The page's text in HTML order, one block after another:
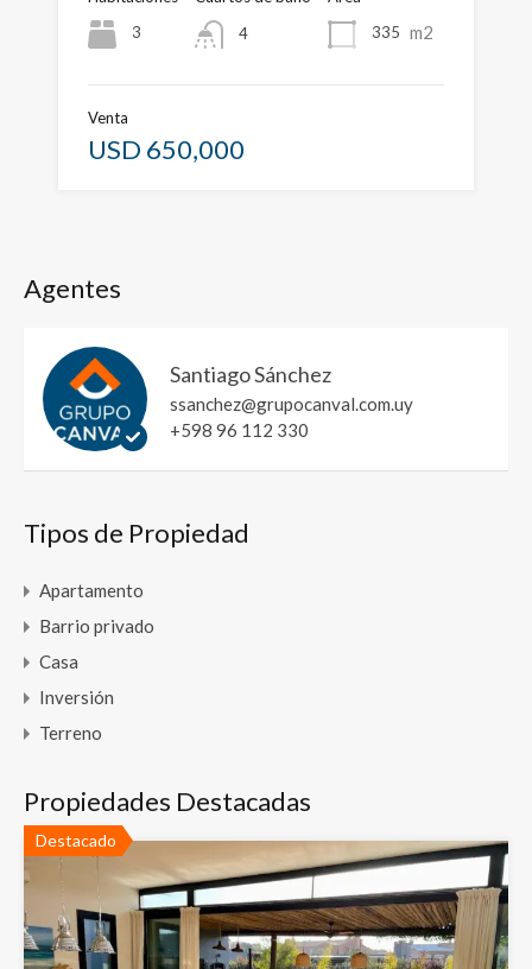
3
4
335 m2
Venta
USD 650,000
Agentes
Santiago Sánchez
ssanchez@grupocanval.com.uy
+598 96 112 330
Tipos de Propiedad
Apartamento
Barrio privado
Casa
Inversión
Terreno
Propiedades Destacadas
Destacado